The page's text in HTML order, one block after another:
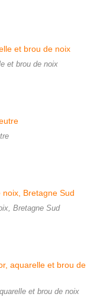
et brou de noix
Bretagne Sud
et brou de noix